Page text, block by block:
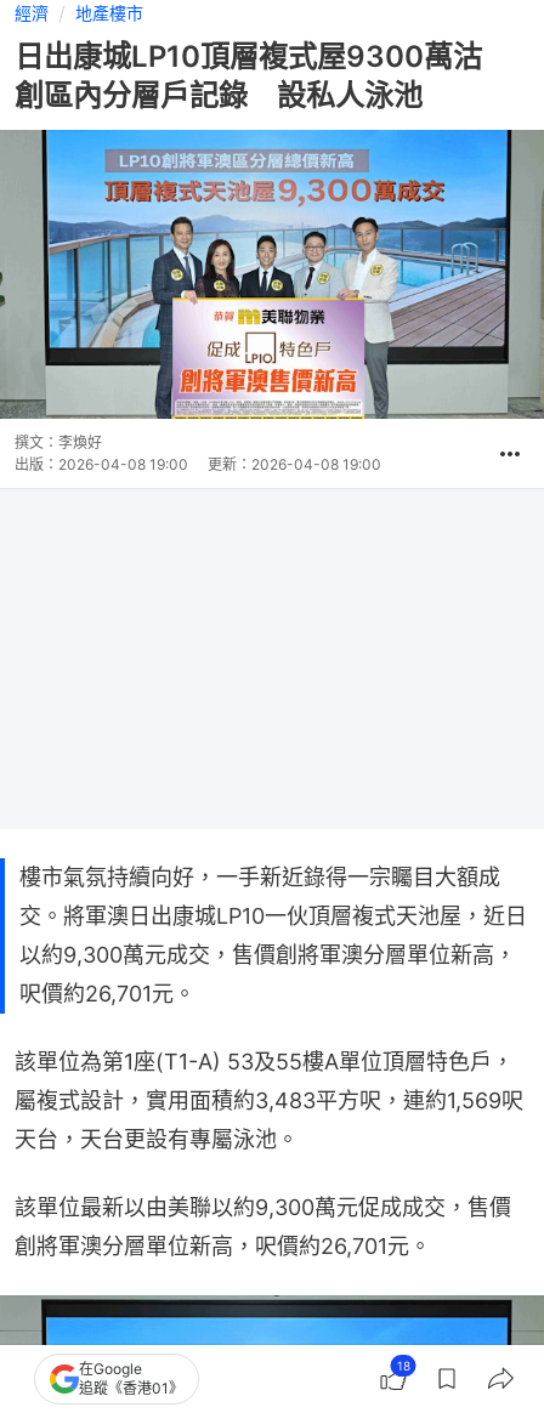
經濟 地產樓市
日出康城LP10頂層複式屋9300萬沽
創區內分層戶記錄 設私人泳池
撰文： 李煥好
出版： 2026-04-08 19:00 更新： 2026-04-08 19:00
樓市氣氛持續向好，一手新近錄得一宗矚目大額成
交。將軍澳日出康城LP10一伙頂層複式天池屋，近日
以約9,300萬元成交，售價創將軍澳分層單位新高，
呎價約26,701元。
該單位為第1座(T1-A) 53及55樓A單位頂層特色戶，
屬複式設計，實用面積約3,483平方呎，連約1,569呎
天台，天台更設有專屬泳池。
該單位最新以由美聯以約9,300萬元促成成交，售價
創將軍澳分層單位新高，呎價約26,701元。
在Google
追蹤《香港01》
18